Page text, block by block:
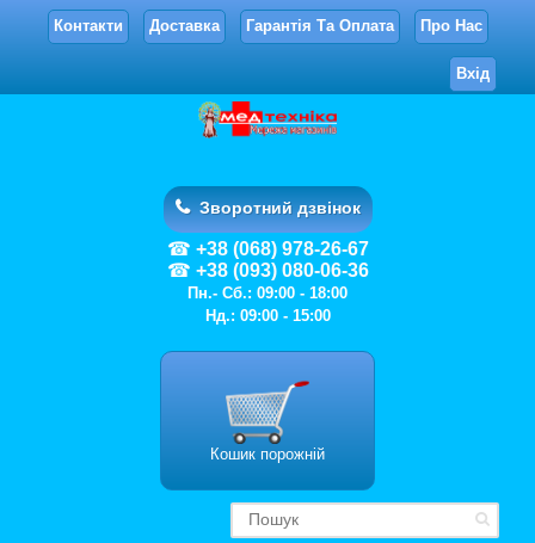
Контакти Доставка Гарантія Та Оплата Про Нас
Вхід
Зворотний дзвінок
+38 (068) 978-26-67
+38 (093) 080-06-36
Пн.- Сб.: 09:00 - 18:00
Нд.: 09:00 - 15:00
Кошик порожній